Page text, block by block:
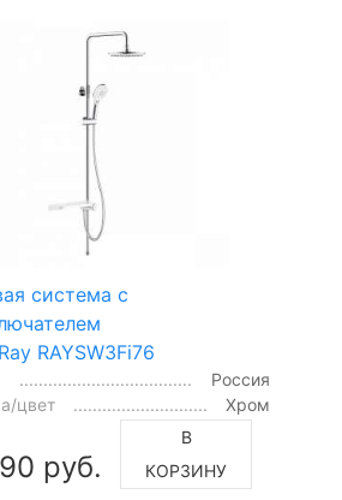
система с
RAYSW3Fi76
Россия
цвет
Хром
руб.
В
КОРЗИНУ